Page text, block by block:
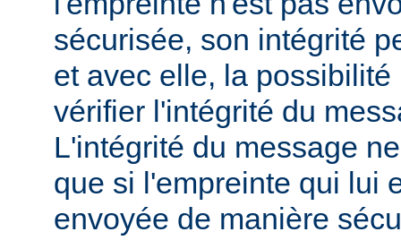
sécurisée, son intégrité
et avec elle, la
vérifier l'intégrité du
L'intégrité du message
que si l'empreinte qui lui
envoyée de manière